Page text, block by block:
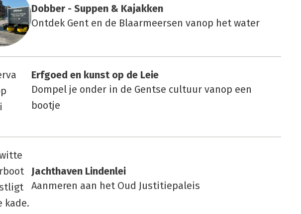
Dob­ber - Sup­pen & Kajak­ken
Ontdek Gent en de Blaarmeersen vanop het water
Erf­goed en kunst op de Leie
Dompel je onder in de Gentse cultuur vanop een
bootje
Jacht­ha­ven Lin­den­lei
Aanmeren aan het Oud Justitiepaleis